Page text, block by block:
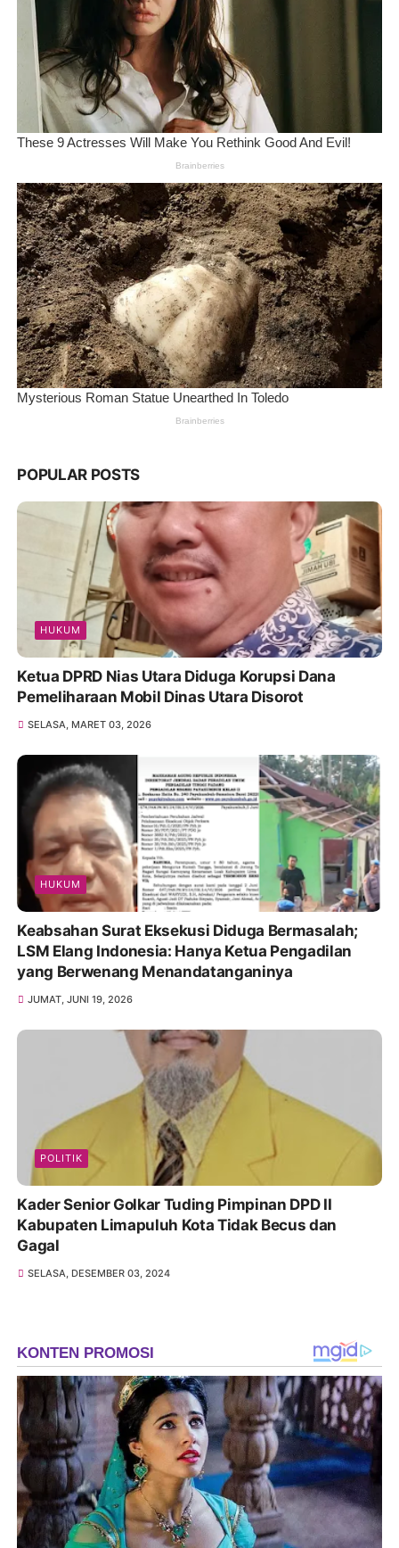
POPULAR POSTS
HUKUM
Ketua DPRD Nias Utara Diduga Korupsi Dana
Pemeliharaan Mobil Dinas Utara Disorot
SELASA, MARET 03, 2026
HUKUM
Keabsahan Surat Eksekusi Diduga Bermasalah;
LSM Elang Indonesia: Hanya Ketua Pengadilan
yang Berwenang Menandatanganinya
JUMAT, JUNI 19, 2026
POLITIK
Kader Senior Golkar Tuding Pimpinan DPD II
Kabupaten Limapuluh Kota Tidak Becus dan
Gagal
SELASA, DESEMBER 03, 2024